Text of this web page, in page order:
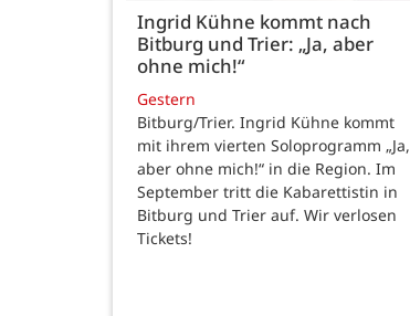
Ingrid Kühne kommt nach
Bitburg und Trier: „Ja, aber
ohne mich!“
Gestern
Bitburg/Trier. Ingrid Kühne kommt
mit ihrem vierten Soloprogramm „Ja,
aber ohne mich!“ in die Region. Im
September tritt die Kabarettistin in
Bitburg und Trier auf. Wir verlosen
Tickets!